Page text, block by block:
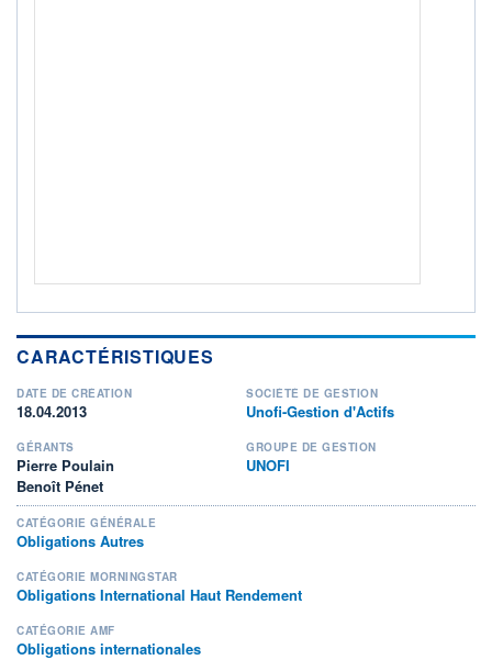
CARACTÉRISTIQUES
DATE DE CRÉATION
18.04.2013
SOCIÉTÉ DE GESTION
Unofi-Gestion d'Actifs
GÉRANTS
Pierre Poulain
Benoît Pénet
GROUPE DE GESTION
UNOFI
CATÉGORIE GÉNÉRALE
Obligations Autres
CATÉGORIE MORNINGSTAR
Obligations International Haut Rendement
CATÉGORIE AMF
Obligations internationales